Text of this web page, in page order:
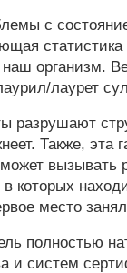
с
организм.
лаурет
разрушают
Также, эта
может
в которых
место
полностью
и систем